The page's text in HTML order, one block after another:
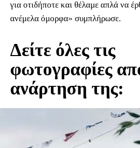
για οτιδήποτε και θέλαμε απλά να
ανέμελα όμορφα» συμπλήρωσε.
Δείτε όλες τις
φωτογραφίες
ανάρτηση της: